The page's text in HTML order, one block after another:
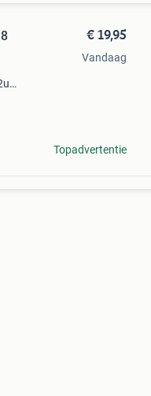
€ 19,95
Vandaag
Topadvertentie